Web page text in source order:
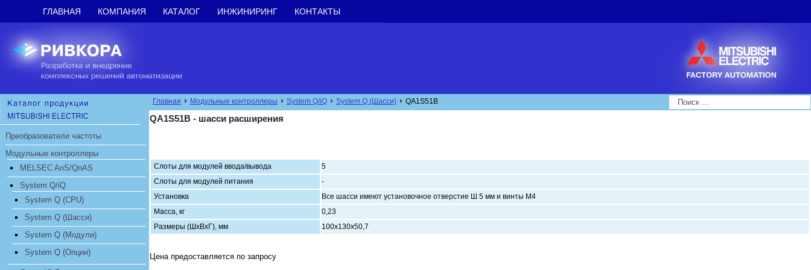
ГЛАВНАЯ КОМПАНИЯ КАТАЛОГ ИНЖИНИРИНГ КОНТАКТЫ
Преобразователи частоты
Модульные контроллеры
MELSEC AnS/QnAS
System Q/iQ
System Q (CPU)
System Q (Шасси)
System Q (Модули)
System Q (Опции)
Главная Модульные контроллеры System Q/iQ System Q (Шасси) QA1S51B Search...
QA1S51B - шасси расширения
Слоты для модулей ввода/вывода
5
Слоты для модулей питания
-
Установка
Все шасси имеют установочное отверстие Ш 5 мм и винты М4
Масса, кг
0,23
Размеры (ШхВхГ), мм
100х130х50,7
Цена предоставляется по запросу